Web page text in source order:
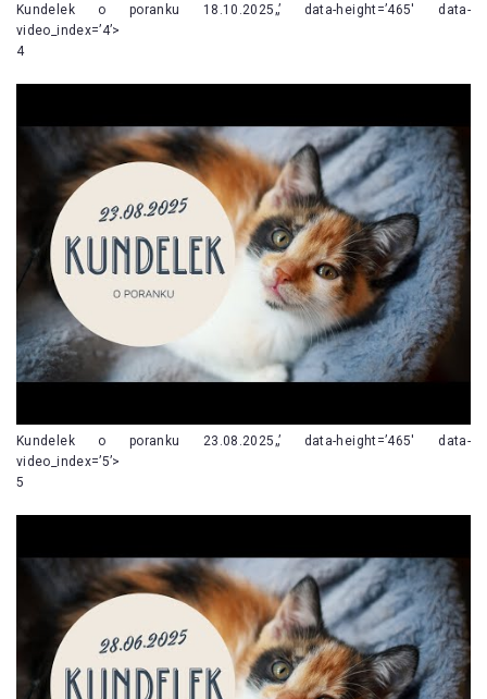
Kundelek o poranku 18.10.2025„’ data-height=’465′ data-
video_index=’4’>
4
Kundelek o poranku 23.08.2025„’ data-height=’465′ data-
video_index=’5’>
5